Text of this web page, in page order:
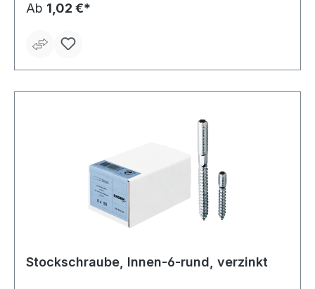
Ab 1,02 €*
Stockschraube, Innen-6-rund, verzinkt